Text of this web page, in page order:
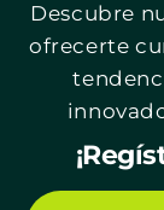
Descubre
ofrecerte